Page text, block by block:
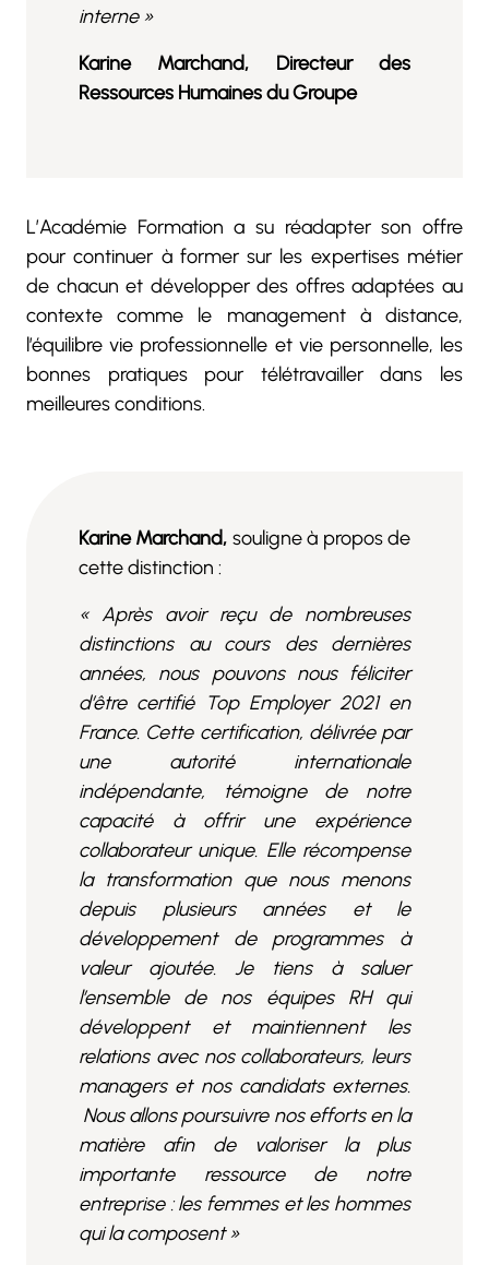
interne »
Karine Marchand, Directeur des
Ressources Humaines du Groupe
L’Académie Formation a su réadapter son offre
pour continuer à former sur les expertises métier
de chacun et développer des offres adaptées au
contexte comme le management à distance,
l’équilibre vie professionnelle et vie personnelle, les
bonnes pratiques pour télétravailler dans les
meilleures conditions.
Karine Marchand, souligne à propos de
cette distinction :
« Après avoir reçu de nombreuses
distinctions au cours des dernières
années, nous pouvons nous féliciter
d’être certifié Top Employer 2021 en
France. Cette certification, délivrée par
une autorité internationale
indépendante, témoigne de notre
capacité à offrir une expérience
collaborateur unique. Elle récompense
la transformation que nous menons
depuis plusieurs années et le
développement de programmes à
valeur ajoutée. Je tiens à saluer
l’ensemble de nos équipes RH qui
développent et maintiennent les
relations avec nos collaborateurs, leurs
managers et nos candidats externes.
Nous allons poursuivre nos efforts en la
matière afin de valoriser la plus
importante ressource de notre
entreprise : les femmes et les hommes
qui la composent »